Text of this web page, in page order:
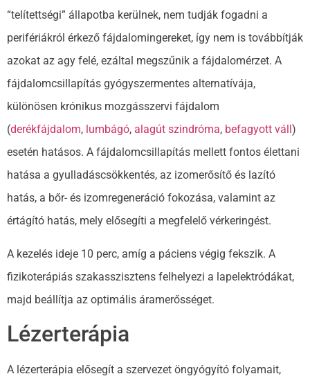
“telítettségi” állapotba kerülnek, nem tudják fogadni a
perifériákról érkező fájdalomingereket, így nem is továbbítják
azokat az agy felé, ezáltal megszűnik a fájdalomérzet. A
fájdalomcsillapítás gyógyszermentes alternatívája,
különösen krónikus mozgásszervi fájdalom
(derékfájdalom, lumbágó, alagút szindróma, befagyott váll )
esetén hatásos. A fájdalomcsillapítás mellett fontos élettani
hatása a gyulladáscsökkentés, az izomerősítő és lazító
hatás, a bőr- és izomregeneráció fokozása, valamint az
értágító hatás, mely elősegíti a megfelelő vérkeringést.
A kezelés ideje 10 perc, amíg a páciens végig fekszik. A
fizikoterápiás szakasszisztens felhelyezi a lapelektródákat,
majd beállítja az optimális áramerősséget.
Lézerterápia
A lézerterápia elősegít a szervezet öngyógyító folyamait,